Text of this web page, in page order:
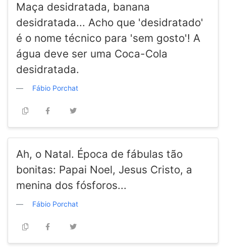
Maça desidratada, banana
desidratada... Acho que 'desidratado'
é o nome técnico para 'sem gosto'! A
água deve ser uma Coca-Cola
desidratada.
Fábio Porchat
Ah, o Natal. Época de fábulas tão
bonitas: Papai Noel, Jesus Cristo, a
menina dos fósforos...
Fábio Porchat